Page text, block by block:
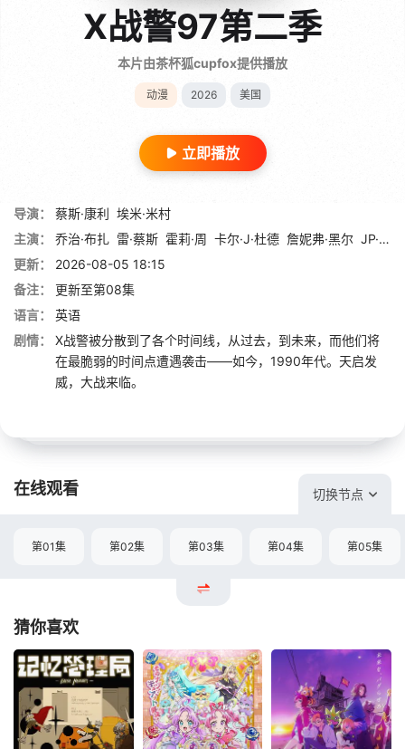
X战警97第二季
本片由茶杯狐cupfox提供播放
动漫 2026 美国
立即播放
导演： 蔡斯·康利 埃米·米村
主演：
乔治·布扎 雷·蔡斯 霍莉·周 卡尔·J·杜德 詹妮弗·黑尔 JP·卡利亚赫
更新：
2026-08-05 18:15
备注：
更新至第08集
语言：
英语
剧情：
X战警被分散到了各个时间线，从过去，到未来，而他们将
在最脆弱的时间点遭遇袭击——如今，1990年代。天启发
威，大战来临。
在线观看 切换节点
第01集 第02集 第03集 第04集 第05集
猜你喜欢